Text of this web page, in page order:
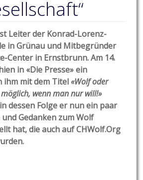
Leiter der Konrad-Lorenz-
in Grünau und Mitbegründer
Center in Ernstbrunn. Am 14.
in «Die Presse» ein
ihm mit dem Titel«Wolf oder
möglich, wenn man nur will!»
dessen Folge er nun ein paar
Gedanken zum Wolf
hat, die auch auf CHWolf.Org